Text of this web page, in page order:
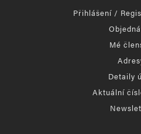
Přihlášení /
Mé
Detaily
Aktuální